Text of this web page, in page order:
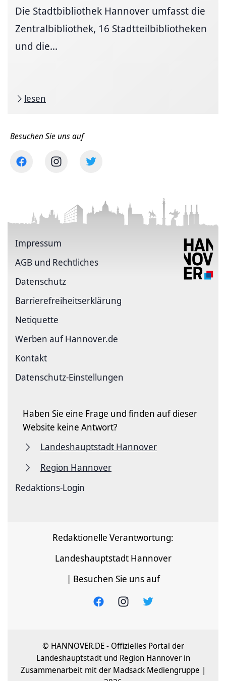
Die Stadtbibliothek Hannover umfasst die
Zentralbibliothek, 16 Stadtteilbibliotheken
und die...
lesen
Besuchen Sie uns auf
Impressum
AGB und Rechtliches
Datenschutz
Barriere­freiheits­erklärung
Netiquette
Werben auf Hannover.de
Kontakt
Datenschutz-Einstellungen
Haben Sie eine Frage und finden auf dieser
Website keine Antwort?
Landeshauptstadt Hannover
Region Hannover
Redaktions-Login
Redaktionelle Verantwortung:
Landeshauptstadt Hannover
| Besuchen Sie uns auf
© HANNOVER.DE - Offizielles Portal der
Landeshauptstadt und Region Hannover in
Zusammenarbeit mit der Madsack Mediengruppe |